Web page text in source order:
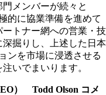
メンバーが続々と
的に協業準備を進めて
トナー網への営業・技
掘りし、上述した日本
ンを市場に浸透させる
いでまいります。
） Todd Olson コメ